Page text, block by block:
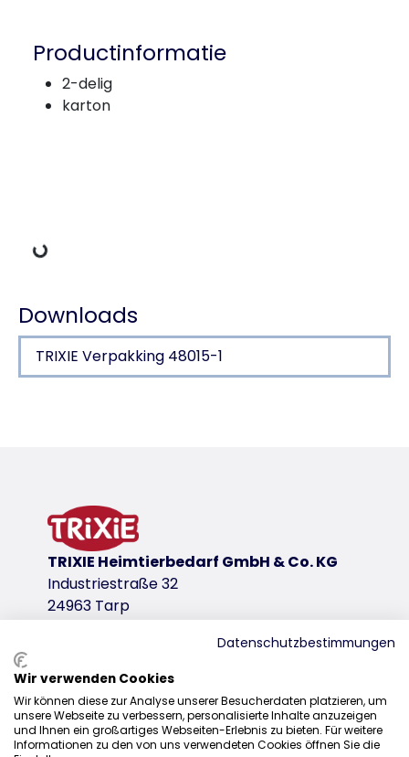
Productinformatie
2-delig
karton
Gegevens laden
Downloads
TRIXIE Verpakking 48015-1
productvariant
productvariant: uniek productnummer
Afmetingen
40 × 30 × 11 cm
Inhoud
2 st.
Kleur
blauw/geel
TRIXIE Heimtierbedarf GmbH & Co. KG
Industriestraße 32
24963 Tarp
Distributie
+31 20 7980 995
sales@trixie.de
Datenschutzbestimmungen
Wir verwenden Cookies
Wir können diese zur Analyse unserer Besucherdaten platzieren, um
unsere Webseite zu verbessern, personalisierte Inhalte anzuzeigen
und Ihnen ein großartiges Webseiten-Erlebnis zu bieten. Für weitere
Informationen zu den von uns verwendeten Cookies öffnen Sie die